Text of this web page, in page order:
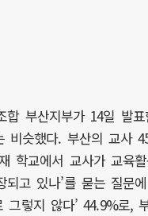
합 부산지부가 14일 발
비슷했다. 부산의 교사
학교에서 교사가 교육
되고 있나’를 묻는 질문
그렇지 않다’ 44.9%로,